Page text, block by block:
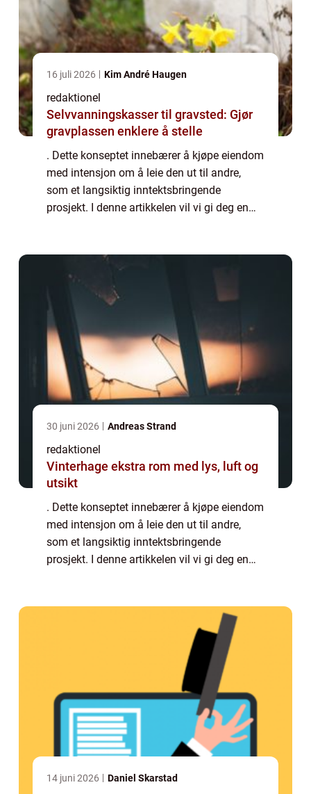
16 juli 2026 Kim André Haugen
redaktionel
Selvvanningskasser til gravsted: Gjør
gravplassen enklere å stelle
. Dette konseptet innebærer å kjøpe eiendom
med intensjon om å leie den ut til andre,
som et langsiktig inntektsbringende
prosjekt. I denne artikkelen vil vi gi deg en
30 juni 2026 Andreas Strand
redaktionel
Vinterhage ekstra rom med lys, luft og
utsikt
. Dette konseptet innebærer å kjøpe eiendom
med intensjon om å leie den ut til andre,
som et langsiktig inntektsbringende
prosjekt. I denne artikkelen vil vi gi deg en
14 juni 2026 Daniel Skarstad